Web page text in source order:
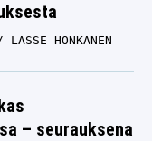
31.07.2025
toiminta
Pohjois-
LASSE HONKANEN
– seurauksena